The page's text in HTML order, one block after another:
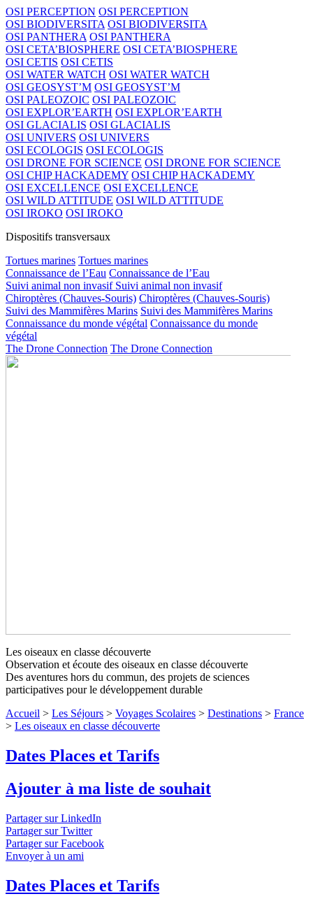
OSI PERCEPTION OSI PERCEPTION
OSI BIODIVERSITA OSI BIODIVERSITA
OSI PANTHERA OSI PANTHERA
OSI CETA’BIOSPHERE OSI CETA’BIOSPHERE
OSI CETIS OSI CETIS
OSI WATER WATCH OSI WATER WATCH
OSI GEOSYST’M OSI GEOSYST’M
OSI PALEOZOIC OSI PALEOZOIC
OSI EXPLOR’EARTH OSI EXPLOR’EARTH
OSI GLACIALIS OSI GLACIALIS
OSI UNIVERS OSI UNIVERS
OSI ECOLOGIS OSI ECOLOGIS
OSI DRONE FOR SCIENCE OSI DRONE FOR SCIENCE
OSI CHIP HACKADEMY OSI CHIP HACKADEMY
OSI EXCELLENCE OSI EXCELLENCE
OSI WILD ATTITUDE OSI WILD ATTITUDE
OSI IROKO OSI IROKO
Dispositifs transversaux
Tortues marines Tortues marines
Connaissance de l’Eau Connaissance de l’Eau
Suivi animal non invasif Suivi animal non invasif
Chiroptères (Chauves-Souris) Chiroptères (Chauves-Souris)
Suivi des Mammifères Marins Suivi des Mammifères Marins
Connaissance du monde végétal Connaissance du monde
végétal
The Drone Connection The Drone Connection
Les oiseaux en classe découverte
Niveaux 1 à 4
Plongez dans le monde fascinant des oiseaux pour découvrir
leur diversité et comprendre leur rôle dans les écosystèmes ! ↓
Lire le descriptif détaillé plus bas ↓
Les oiseaux en classe découverte
Observation et écoute des oiseaux en classe découverte
Des aventures hors du commun, des projets de sciences
participatives pour le développement durable
Accueil > Les Séjours > Voyages Scolaires > Destinations > France
> Les oiseaux en classe découverte
Dates Places et Tarifs
Ajouter à ma liste de souhait
Partager sur LinkedIn
Partager sur Twitter
Partager sur Facebook
Envoyer à un ami
Dates Places et Tarifs